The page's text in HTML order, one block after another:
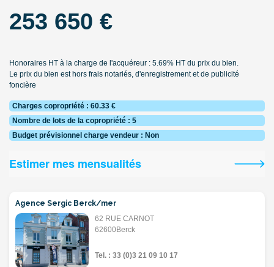
253 650 €
Honoraires HT à la charge de l'acquéreur : 5.69% HT du prix du bien.
Le prix du bien est hors frais notariés, d'enregistrement et de publicité
foncière
Charges copropriété : 60.33 €
Nombre de lots de la copropriété : 5
Budget prévisionnel charge vendeur : Non
Estimer mes mensualités
Agence Sergic Berck/mer
62 RUE CARNOT
62600Berck
Tel. : 33 (0)3 21 09 10 17